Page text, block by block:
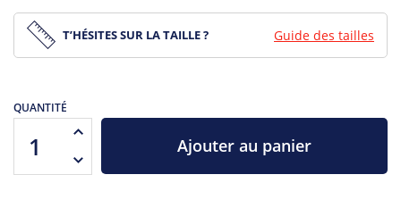
T’HÉSITES SUR LA TAILLE ? Guide des tailles
QUANTITÉ
Ajouter au panier